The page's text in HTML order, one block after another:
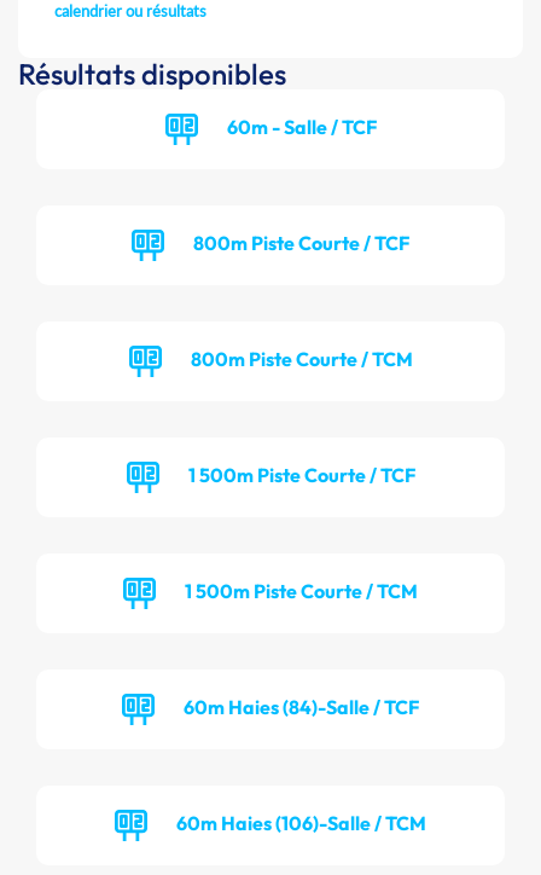
calendrier ou résultats
Résultats disponibles
60m - Salle / TCF
800m Piste Courte / TCF
800m Piste Courte / TCM
1 500m Piste Courte / TCF
1 500m Piste Courte / TCM
60m Haies (84)-Salle / TCF
60m Haies (106)-Salle / TCM